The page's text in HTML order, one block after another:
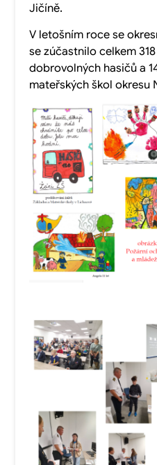
Jičíně.
V letošním roce se
se zúčastnilo celkem
dobrovolných hasičů a
mateřských škol okresu